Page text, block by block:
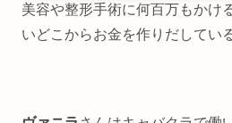
美容や整形手術に何百万もかけ
いどこからお金を作りだしてい